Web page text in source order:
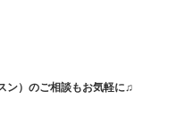
ン）のご相談もお気軽に♫